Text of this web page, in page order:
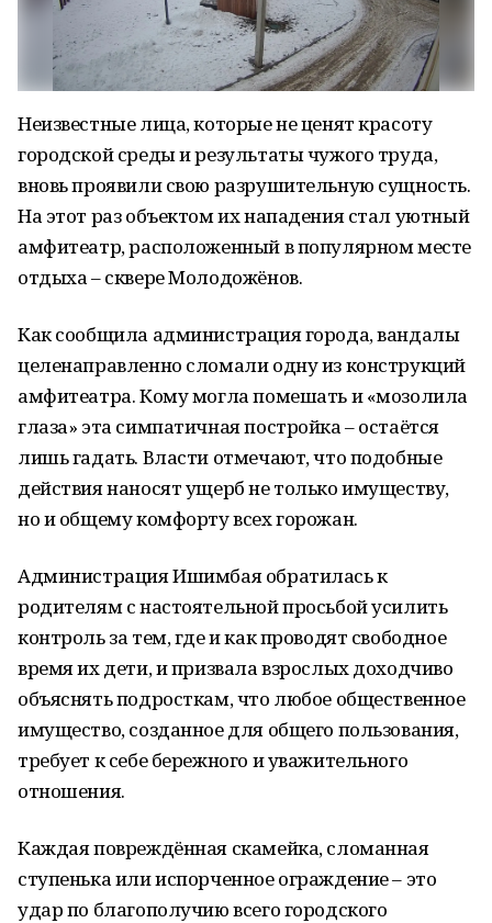
Неизвестные лица, которые не ценят красоту
городской среды и результаты чужого труда,
вновь проявили свою разрушительную сущность.
На этот раз объектом их нападения стал уютный
амфитеатр, расположенный в популярном месте
отдыха – сквере Молодожёнов.
Как сообщила администрация города, вандалы
целенаправленно сломали одну из конструкций
амфитеатра. Кому могла помешать и «мозолила
глаза» эта симпатичная постройка – остаётся
лишь гадать. Власти отмечают, что подобные
действия наносят ущерб не только имуществу,
но и общему комфорту всех горожан.
Администрация Ишимбая обратилась к
родителям с настоятельной просьбой усилить
контроль за тем, где и как проводят свободное
время их дети, и призвала взрослых доходчиво
объяснять подросткам, что любое общественное
имущество, созданное для общего пользования,
требует к себе бережного и уважительного
отношения.
Каждая повреждённая скамейка, сломанная
ступенька или испорченное ограждение – это
удар по благополучию всего городского